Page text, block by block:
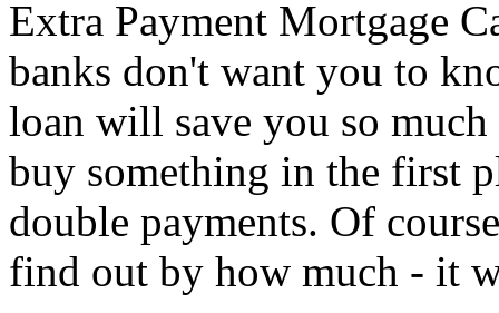
Extra Payment Mortgage
banks don't want you to
loan will save you so
buy something in the first
double payments. Of
find out by how much - it